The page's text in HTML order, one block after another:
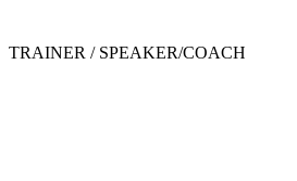
TRAINER / SPEAKER/COACH